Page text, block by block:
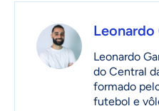
Leonardo
Leonardo
do Central
formado
futebol e